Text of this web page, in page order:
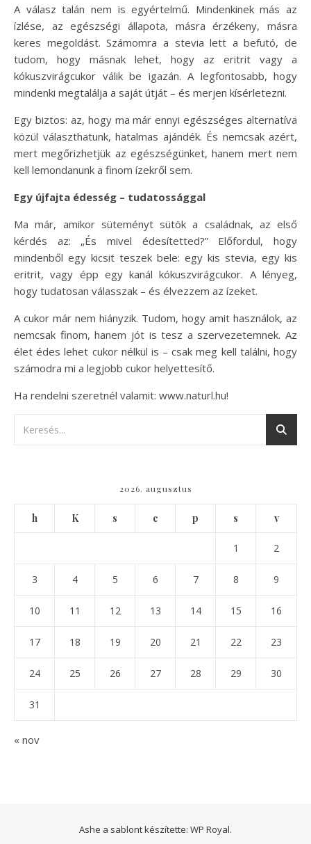
A válasz talán nem is egyértelmű. Mindenkinek más az
ízlése, az egészségi állapota, másra érzékeny, másra
keres megoldást. Számomra a stevia lett a befutó, de
tudom, hogy másnak lehet, hogy az eritrit vagy a
kókuszvirágcukor válik be igazán. A legfontosabb, hogy
mindenki megtalálja a saját útját – és merjen kísérletezni.
Egy biztos: az, hogy ma már ennyi egészséges alternatíva
közül választhatunk, hatalmas ajándék. És nemcsak azért,
mert megőrizhetjük az egészségünket, hanem mert nem
kell lemondanunk a finom ízekről sem.
Egy újfajta édesség – tudatossággal
Ma már, amikor süteményt sütök a családnak, az első
kérdés az: „És mivel édesítetted?” Előfordul, hogy
mindenből egy kicsit teszek bele: egy kis stevia, egy kis
eritrit, vagy épp egy kanál kókuszvirágcukor. A lényeg,
hogy tudatosan válasszak – és élvezzem az ízeket.
A cukor már nem hiányzik. Tudom, hogy amit használok, az
nemcsak finom, hanem jót is tesz a szervezetemnek. Az
élet édes lehet cukor nélkül is – csak meg kell találni, hogy
számodra mi a legjobb cukor helyettesítő.
Ha rendelni szeretnél valamit: www.naturl.hu!
2026. augusztus
h K s c p s v
1 2
3 4 5 6 7 8 9
10 11 12 13 14 15 16
17 18 19 20 21 22 23
24 25 26 27 28 29 30
31
« nov
Ashe a sablont készítette: WP Royal.